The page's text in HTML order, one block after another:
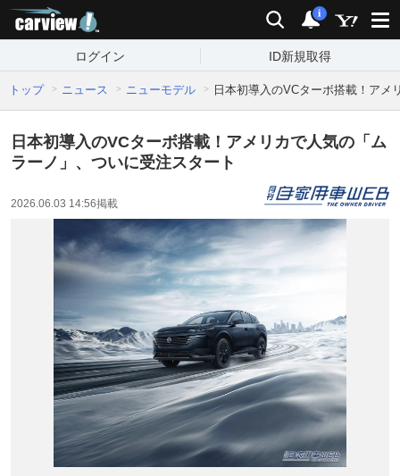
検索 通知
i
ログイン ID新規取得
トップ ニュース ニューモデル 日本初導入のVCターボ搭載！アメ
日本初導入のVCターボ搭載！アメリカで人気の「ム
ラーノ」、ついに受注スタート
2026.06.03 14:56掲載